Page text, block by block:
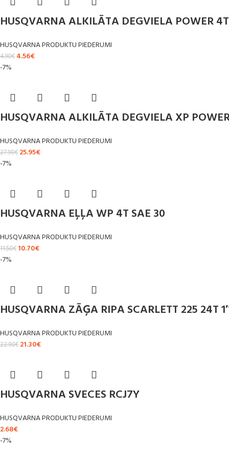
HUSQVARNA ALKILĀTA DEGVIELA POWER 4T
HUSQVARNA PRODUKTU PIEDERUMI
4.90€ 4.56€
-7%
HUSQVARNA ALKILĀTA DEGVIELA XP
HUSQVARNA PRODUKTU PIEDERUMI
27.90€ 25.95€
-7%
HUSQVARNA EĻĻA WP 4T SAE 30
HUSQVARNA PRODUKTU PIEDERUMI
11.50€ 10.70€
-7%
HUSQVARNA ZĀĢA RIPA SCARLETT 225 24T
HUSQVARNA PRODUKTU PIEDERUMI
22.90€ 21.30€
HUSQVARNA SVECES RCJ7Y
HUSQVARNA PRODUKTU PIEDERUMI
2.68€
-7%